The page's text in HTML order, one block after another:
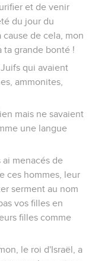
et de venir
du jour du
de cela, mon
ta grande bonté !
qui avaient
ammonites,
mais ne savaient
une langue
ai menacés de
ces hommes, leur
serment au nom
vos filles en
filles comme
le roi d'Israël, a